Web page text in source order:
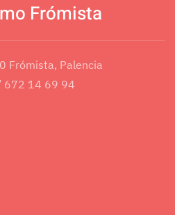
Frómista
Frómista, Palencia
672 14 69 94